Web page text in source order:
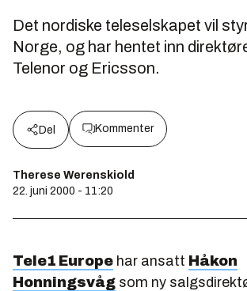
Det nordiske teleselskapet vil
Norge, og har hentet inn
Telenor og Ericsson.
Del Kommenter
Therese Werenskiold
22. juni 2000 - 11:20
Tele1 Europe har ansatt Håkon
Honningsvåg som ny